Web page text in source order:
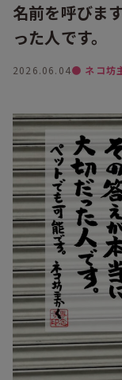
名前を呼びま
った人です。
2026.06.04● ネコ坊